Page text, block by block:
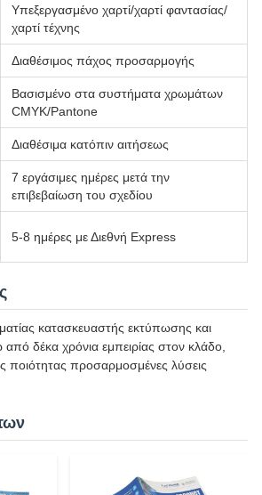
Υπεξεργασμένο χαρτί/χαρτί φαντασίας/
χαρτί τέχνης
Διαθέσιμος πάχος προσαρμογής
Βασισμένο στα συστήματα χρωμάτων
CMYK/Pantone
Διαθέσιμα κατόπιν αιτήσεως
7 εργάσιμες ημέρες μετά την
επιβεβαίωση του σχεδίου
5-8 ημέρες με Διεθνή Express
κατασκευαστής εκτύπωσης και
δέκα χρόνια εμπειρίας στον κλάδο,
ποιότητας προσαρμοσμένες λύσεις